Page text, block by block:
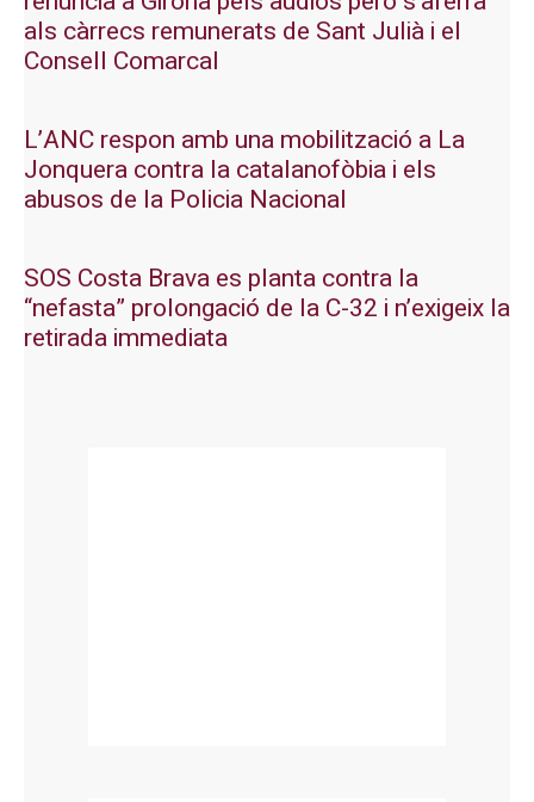
als càrrecs remunerats de Sant Julià i el
Consell Comarcal
L’ANC respon amb una mobilització a La
Jonquera contra la catalanofòbia i els
abusos de la Policia Nacional
SOS Costa Brava es planta contra la
“nefasta” prolongació de la C-32 i n’exigeix la
retirada immediata